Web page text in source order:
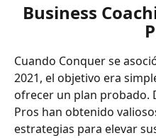
Business
Cuando Conquer se
2021, el objetivo era
ofrecer un plan probado.
Pros han obtenido
estrategias para elevar